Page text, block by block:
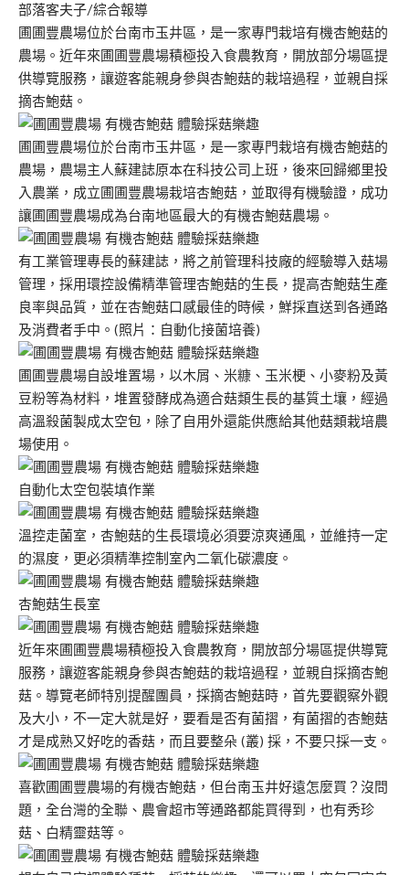
部落客夫子/綜合報導
圃圃豐農場位於台南市玉井區，是一家專門栽培有機杏鮑菇的
農場。近年來圃圃豐農場積極投入食農教育，開放部分場區提
供導覽服務，讓遊客能親身參與杏鮑菇的栽培過程，並親自採
摘杏鮑菇。
圃圃豐農場位於台南市玉井區，是一家專門栽培有機杏鮑菇的
農場，農場主人蘇建誌原本在科技公司上班，後來回歸鄉里投
入農業，成立圃圃豐農場栽培杏鮑菇，並取得有機驗證，成功
讓圃圃豐農場成為台南地區最大的有機杏鮑菇農場。
有工業管理專長的蘇建誌，將之前管理科技廠的經驗導入菇場
管理，採用環控設備精準管理杏鮑菇的生長，提高杏鮑菇生產
良率與品質，並在杏鮑菇口感最佳的時候，鮮採直送到各通路
及消費者手中。(照片：自動化接菌培養)
圃圃豐農場自設堆置場，以木屑、米糠、玉米梗、小麥粉及黃
豆粉等為材料，堆置發酵成為適合菇類生長的基質土壤，經過
高溫殺菌製成太空包，除了自用外還能供應給其他菇類栽培農
場使用。
自動化太空包裝填作業
溫控走菌室，杏鮑菇的生長環境必須要涼爽通風，並維持一定
的濕度，更必須精準控制室內二氧化碳濃度。
杏鮑菇生長室
近年來圃圃豐農場積極投入食農教育，開放部分場區提供導覽
服務，讓遊客能親身參與杏鮑菇的栽培過程，並親自採摘杏鮑
菇。導覽老師特別提醒團員，採摘杏鮑菇時，首先要觀察外觀
及大小，不一定大就是好，要看是否有菌摺，有菌摺的杏鮑菇
才是成熟又好吃的香菇，而且要整朵 (叢) 採，不要只採一支。
喜歡圃圃豐農場的有機杏鮑菇，但台南玉井好遠怎麼買？沒問
題，全台灣的全聯、農會超市等通路都能買得到，也有秀珍
菇、白精靈菇等。